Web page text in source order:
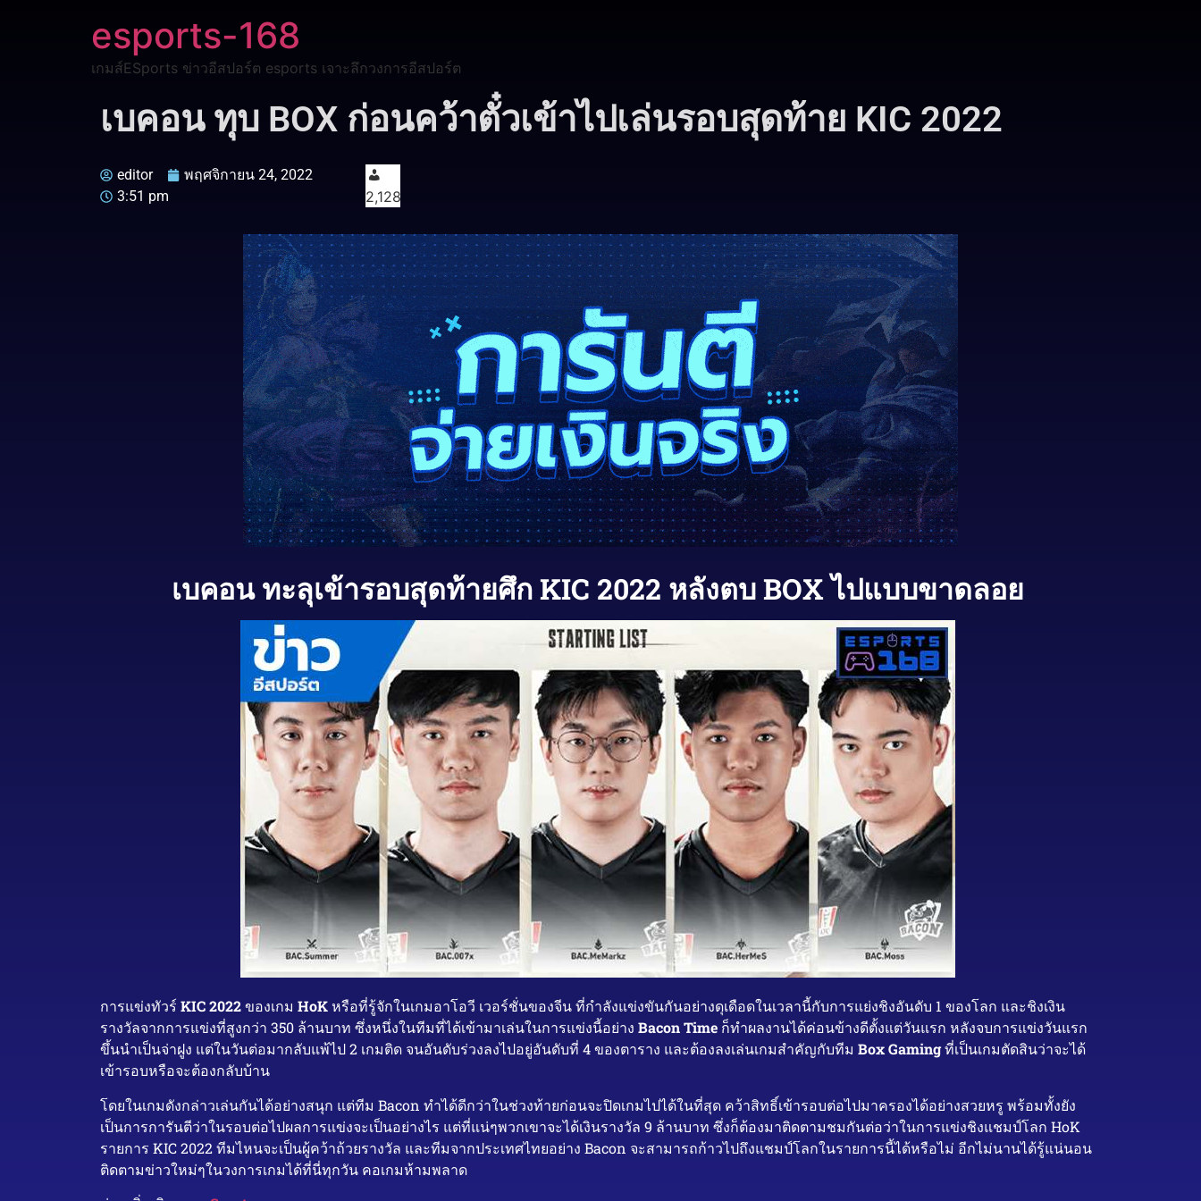
esports-168
เกมส์ESports ข่าวอีสปอร์ต esports เจาะลึกวงการอีสปอร์ต
เบคอน ทุบ BOX ก่อนคว้าตั๋วเข้าไปเล่นรอบสุดท้าย KIC 2022
editor
พฤศจิกายน 24, 2022
3:51 pm
2,128
เบคอน ทะลุเข้ารอบสุดท้ายศึก KIC 2022 หลังตบ BOX ไปแบบขาดลอย
การแข่งทัวร์ KIC 2022ของเกม HoKหรือที่รู้จักในเกมอาโอวี เวอร์ชั่นของจีน ที่กำลังแข่งขันกันอย่างดุเดือดในเวลานี้กับการแย่งชิงอันดับ 1 ของโลก และชิงเงิน
รางวัลจากการแข่งที่สูงกว่า 350 ล้านบาท ซึ่งหนึ่งในทีมที่ได้เข้ามาเล่นในการแข่งนี้อย่าง Bacon Time ก็ทำผลงานได้ค่อนข้างดีตั้งแต่วันแรก หลังจบการแข่งวันแรก
ขึ้นนำเป็นจ่าฝูง แต่ในวันต่อมากลับแพ้ไป 2 เกมติด จนอันดับร่วงลงไปอยู่อันดับที่ 4 ของตาราง และต้องลงเล่นเกมสำคัญกับทีม Box Gamingที่เป็นเกมตัดสินว่าจะได้
เข้ารอบหรือจะต้องกลับบ้าน
โดยในเกมดังกล่าวเล่นกันได้อย่างสนุก แต่ทีม Bacon ทำได้ดีกว่าในช่วงท้ายก่อนจะปิดเกมไปได้ในที่สุด คว้าสิทธิ์เข้ารอบต่อไปมาครองได้อย่างสวยหรู พร้อมทั้งยัง
เป็นการการันตีว่าในรอบต่อไปผลการแข่งจะเป็นอย่างไร แต่ที่แน่ๆพวกเขาจะได้เงินรางวัล 9 ล้านบาท ซึ่งก็ต้องมาติดตามชมกันต่อว่าในการแข่งชิงแชมป์โลก HoK
รายการ KIC 2022 ทีมไหนจะเป็นผู้คว้าถ้วยรางวัล และทีมจากประเทศไทยอย่าง Bacon จะสามารถก้าวไปถึงแชมป์โลกในรายการนี้ได้หรือไม่ อีกไม่นานได้รู้แน่นอน
ติดตามข่าวใหม่ๆในวงการเกมได้ที่นี่ทุกวัน คอเกมห้ามพลาด